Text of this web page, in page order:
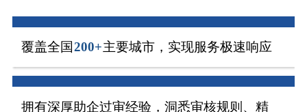
覆盖全国 200+主要城市，实现服务极速响应
拥有深厚助企过审经验，洞悉审核规则、精